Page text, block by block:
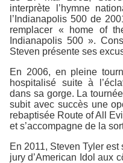
interprète l’hymne
l’Indianapolis 500 de
remplacer « home of
Indianapolis 500 ».
Steven présente ses
En 2006, en pleine
hospitalisé suite à
dans sa gorge. La
subit avec succès une
rebaptisée Route of All
et s’accompagne de la
En 2011, Steven Tyler
jury d’American Idol aux